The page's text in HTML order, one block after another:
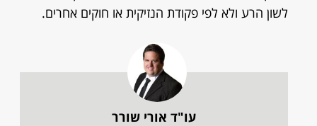
לשון הרע ולא לפי פקודת הנזיקית או חוקים אחרים.
עו"ד אורי שורר